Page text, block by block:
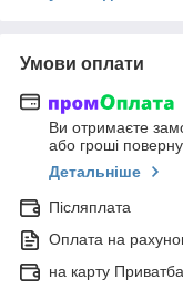
Умови оплати
Ви отримаєте
або гроші
Детальніше
Післяплата
Оплата на
на карту